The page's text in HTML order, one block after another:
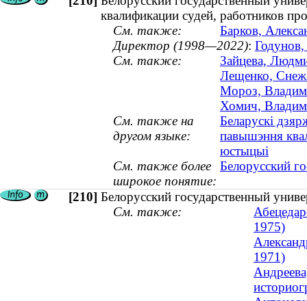
квалификации судей, работников
См. также:
Барков,
Директор (1998—2022):
См. также:
Зайцева,
Лещенко,
Мороз,
Хомич,
См. также на
другом языке:
Беларускі
павышэння
юстыцыі
См. также более
широкое понятие:
Белорусский
[210] Белорусский государственный
См. также:
1975)
1971)